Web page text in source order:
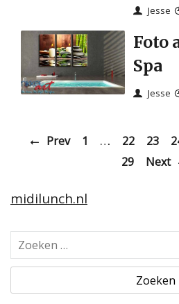
Jesse
Foto
Spa
Jesse
Prev 1 … 22 23
29
Next
midilunch.nl
o
k